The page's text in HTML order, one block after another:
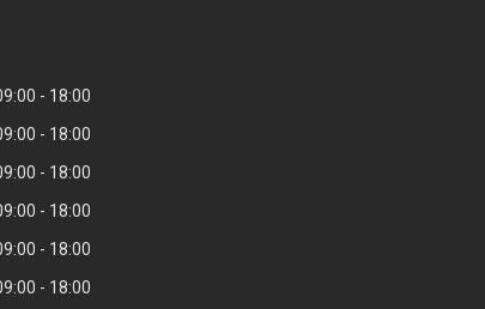
18:00
18:00
18:00
18:00
18:00
18:00